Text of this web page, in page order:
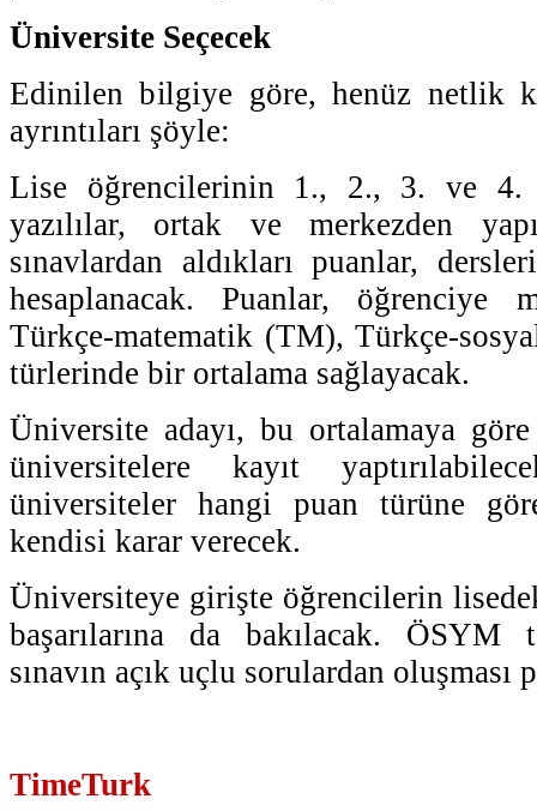
Üniversite Seçecek
Edinilen bilgiye göre, henüz netlik
ayrıntıları şöyle:
Lise öğrencilerinin 1., 2., 3. ve 4.
yazılılar, ortak ve merkezden
sınavlardan aldıkları puanlar,
hesaplanacak. Puanlar, öğrenciye
Türkçe-matematik (TM), Türkçe-
türlerinde bir ortalama sağlayacak.
Üniversite adayı, bu ortalamaya
üniversitelere kayıt
üniversiteler hangi puan türüne
kendisi karar verecek.
Üniversiteye girişte öğrencilerin
başarılarına da bakılacak. ÖSYM
sınavın açık uçlu sorulardan oluşması
TimeTurk